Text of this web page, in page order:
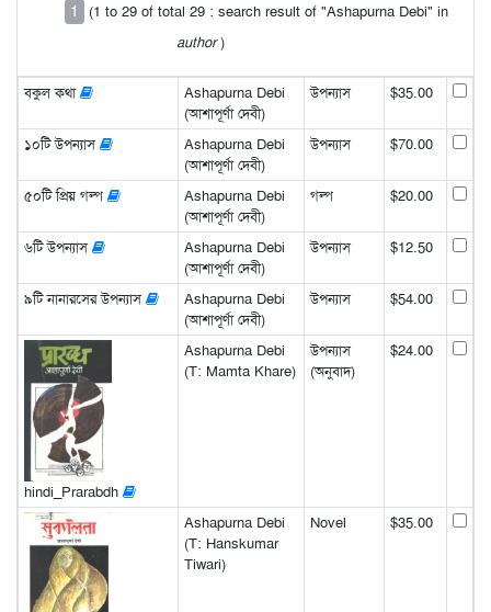
1
(1 to 29 of total 29 : search result of "Ashapurna Debi" in
author)
বকুল কথা
Ashapurna Debi
(আশাপূর্ণা দেবী)
উপন্যাস $35.00
১০টি উপন্যাস
Ashapurna Debi
(আশাপূর্ণা দেবী)
উপন্যাস $70.00
৫০টি প্রিয় গল্প
Ashapurna Debi
(আশাপূর্ণা দেবী)
গল্প $20.00
৬টি উপন্যাস
Ashapurna Debi
(আশাপূর্ণা দেবী)
উপন্যাস $12.50
৯টি নানারসের উপন্যাস
Ashapurna Debi
(আশাপূর্ণা দেবী)
উপন্যাস $54.00
hindi_Prarabdh
Ashapurna Debi
(T: Mamta Khare)
উপন্যাস
(অনুবাদ)
$24.00
Ashapurna Debi
(T: Hanskumar
Tiwari)
Novel $35.00